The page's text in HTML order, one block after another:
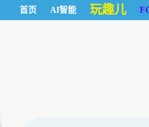
首页 AI智能 玩趣儿